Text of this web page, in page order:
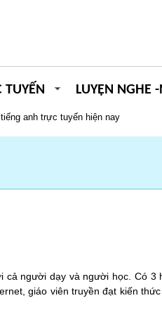
TUYẾN LUYỆN NGHE
anh trực tuyến hiện nay
người dạy và người học. Có 3
giáo viên truyền đạt kiến